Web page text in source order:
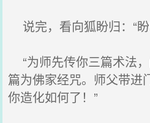
说完，看向狐盼归：“
“为师先传你三篇术法
篇为佛家经咒。师父带进
你造化如何了！”